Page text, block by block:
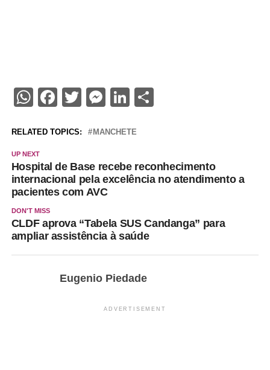
WhatsApp
Facebook
TwitterMessenger
LinkedIn
RELATED TOPICS: MANCHETE
UP NEXT
Hospital de Base recebe reconhecimento
internacional pela excelência no atendimento a
pacientes com AVC
DON'T MISS
CLDF aprova “Tabela SUS Candanga” para
ampliar assistência à saúde
Eugenio Piedade
ADVERTISEMENT